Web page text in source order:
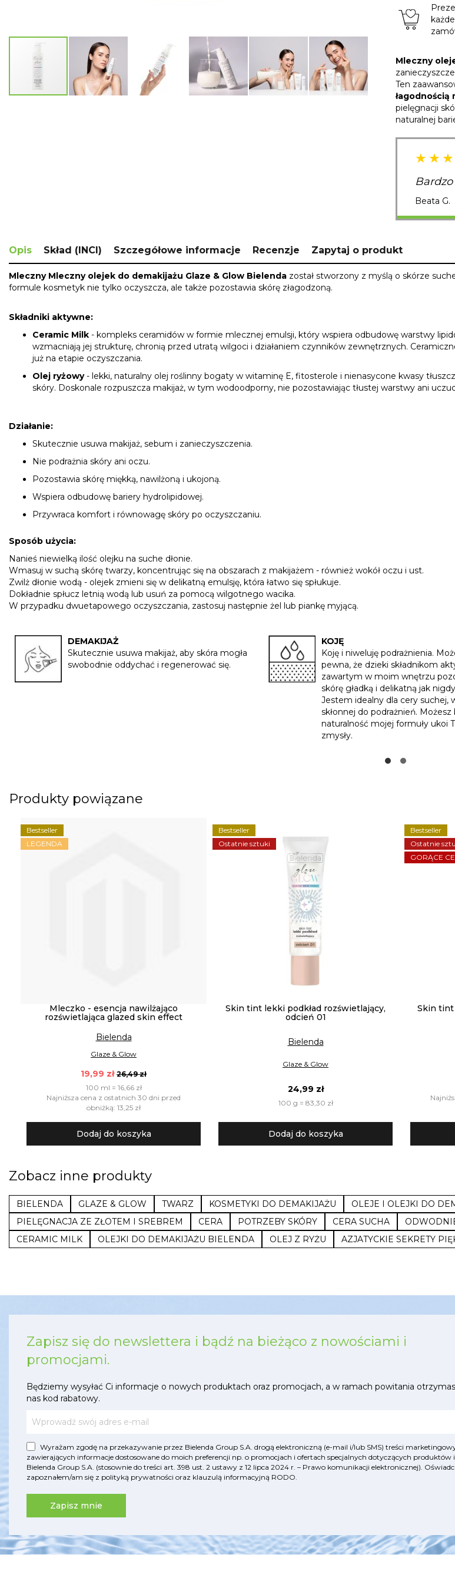
Mleczny
Ten
pielęgnacji
naturalnej
Beata G.
Opis Skład (INCI) Szczegółowe informacje Recenzje Zapytaj o produkt
Mleczny Mleczny olejek do demakijażu Glaze & Glow Bielenda został stworzony z myślą o skórze
formule kosmetyk nie tylko oczyszcza, ale także pozostawia skórę złagodzoną.
Składniki aktywne:
Ceramic Milk - kompleks ceramidów w formie mlecznej emulsji, który wspiera odbudowę warstwy
wzmacniają jej strukturę, chronią przed utratą wilgoci i działaniem czynników zewnętrznych.
już na etapie oczyszczania.
Olej ryżowy- lekki, naturalny olej roślinny bogaty w witaminę E, fitosterole i nienasycone kwasy
skóry. Doskonale rozpuszcza makijaż, w tym wodoodporny, nie pozostawiając tłustej warstwy ani
Działanie:
Skutecznie usuwa makijaż, sebum i zanieczyszczenia.
Nie podrażnia skóry ani oczu.
Pozostawia skórę miękką, nawilżoną i ukojoną.
Wspiera odbudowę bariery hydrolipidowej.
Przywraca komfort i równowagę skóry po oczyszczaniu.
Sposób użycia:
Nanieś niewielką ilość olejku na suche dłonie.
Wmasuj w suchą skórę twarzy, koncentrując się na obszarach z makijażem - również wokół oczu i ust.
Zwilż dłonie wodą - olejek zmieni się w delikatną emulsję, która łatwo się spłukuje.
Dokładnie spłucz letnią wodą lub usuń za pomocą wilgotnego wacika.
W przypadku dwuetapowego oczyszczania, zastosuj następnie żel lub piankę myjącą.
DEMAKIJAŻ
Skutecznie usuwa makijaż, aby skóra mogła
swobodnie oddychać i regenerować się.
KOJĘ
Koję i niweluję podrażnienia.
pewna, że dzieki składnikom
zawartym w moim wnętrzu
skórę gładką i delikatną jak
Jestem idealny dla cery suchej,
skłonnej do podrażnień.
naturalność mojej formuły ukoi
zmysły.
Produkty powiązane
Bestseller
LEGENDA
Mleczko - esencja nawilżająco
rozświetlająca glazed skin effect
Bielenda
Glaze & Glow
19,99 zł 26,49 zł
100 ml = 16,66 zł
Najniższa cena z ostatnich 30 dni przed
obniżką: 13,25 zł
Dodaj do koszyka
Bestseller
Ostatnie sztuki
Skin tint lekki podkład rozświetlający,
odcień 01
Bielenda
Glaze & Glow
24,99 zł
100 g = 83,30 zł
Dodaj do koszyka
Bestseller
Ostatnie
GORĄCE
Skin tint
Zobacz inne produkty
BIELENDA GLAZE & GLOW TWARZ KOSMETYKI DO DEMAKIJAŻU OLEJE I OLEJKI DO
PIELĘGNACJA ZE ZŁOTEM I SREBREM
CERA POTRZEBY SKÓRY CERA SUCHA
CERAMIC MILK
OLEJKI DO DEMAKIJAŻU BIELENDA OLEJ Z RYŻU AZJATYCKIE SEKRETY
Zapisz się do newslettera i bądź na bieżąco z nowościami i
promocjami.
Będziemy wysyłać Ci informacje o nowych produktach oraz promocjach, a w ramach powitania
nas kod rabatowy.
Wyrażam zgodę na przekazywanie przez Bielenda Group S.A. drogą elektroniczną (e-mail i/lub SMS) treści
zawierających informacje dostosowane do moich preferencji np. o promocjach i ofertach specjalnych dotyczących produktów i
Bielenda Group S.A. (stosownie do treści art. 398 ust. 2 ustawy z 12 lipca 2024 r. – Prawo komunikacji elektronicznej).
zapoznałem/am się z polityką prywatności oraz klauzulą informacyjną RODO.
Zapisz mnie